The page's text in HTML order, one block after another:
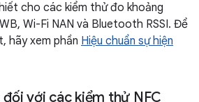
cho các kiểm thử đo khoảng
Wi-Fi NAN và Bluetooth RSSI. Để
hãy xem phần Hiệu chuẩn sự hiện
đối với các kiểm thử NFC